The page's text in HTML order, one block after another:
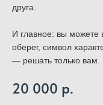
друга.
И главное: вы можете
оберег, символ
— решать только вам.
20 000 р.